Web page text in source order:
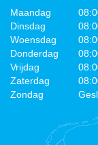
Maandag
Dinsdag
Woensdag
Donderdag
Vrijdag
Zaterdag
Zondag